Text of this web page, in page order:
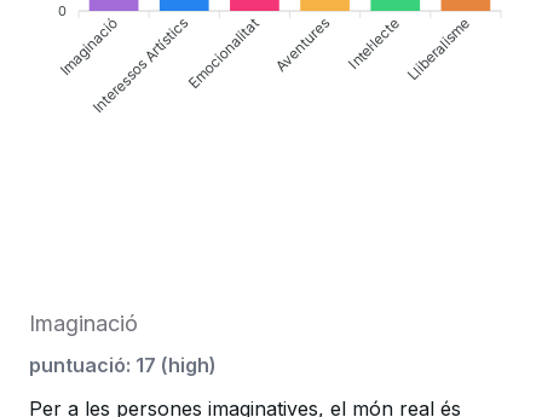
0
Imaginació
Interessos ArtísticsEmocionalitat Aventures Intel·lecte Lliberalisme
Imaginació
puntuació: 17 (high)
Per a les persones imaginatives, el món real és